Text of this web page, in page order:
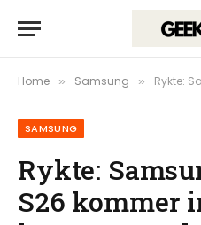
Home » Samsung » Rykte:
SAMSUNG
Rykte:
S26 kommer